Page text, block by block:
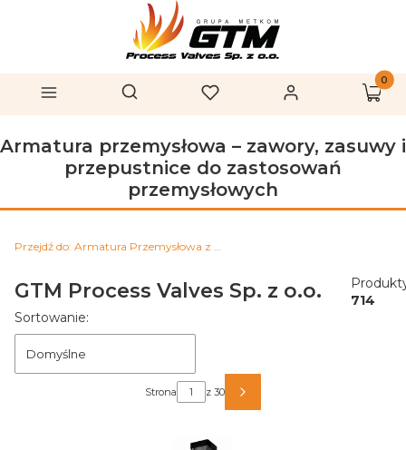
Menu Otwórz wyszukiwarkę
Szukaj Ulubione Zaloguj się
Armatura przemysłowa – zawory, zasuwy i
przepustnice do zastosowań
przemysłowych
Przejdź do: Armatura Przemysłowa z magazynu | GTM Process Valves
GTM Process Valves Sp. z o.o.
714
Lista produktów
Sortowanie:
Domyślne
Strona z 30
NASTĘPNE PRODUKTY